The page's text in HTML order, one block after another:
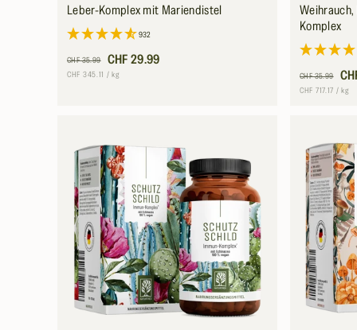
Leber-Komplex mit Mariendistel
932
Normaler
Preis
CHF 35.99
VerkaufspreisCHF 29.99
Grundpreis
CHF 345.11 / pro
kg
Komplex
Normaler
Preis
CHF 35.99
Grundpreis
CHF 717.17 / pro
kg